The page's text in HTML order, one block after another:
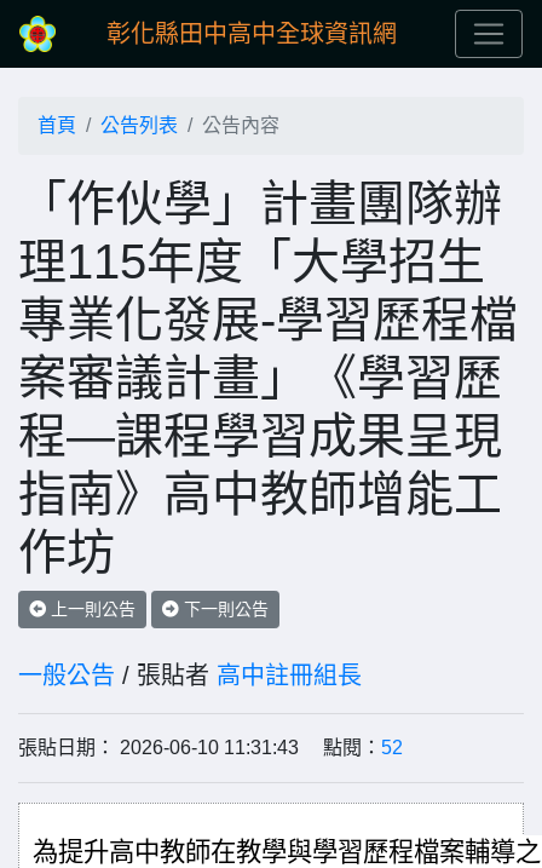
彰化縣田中高中全球資訊網
首頁 公告列表 公告內容
「作伙學」計畫團隊辦
理115年度「大學招生
專業化發展-學習歷程檔
案審議計畫」《學習歷
程—課程學習成果呈現
指南》高中教師增能工
作坊
上一則公告 下一則公告
一般公告 / 張貼者 高中註冊組長
張貼日期： 2026-06-10 11:31:43 點閱： 52
為提升高中教師在教學與學習歷程檔案輔導